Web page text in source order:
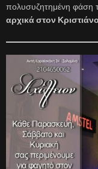
πολυσυζητημένη φάση
αρχικά στον